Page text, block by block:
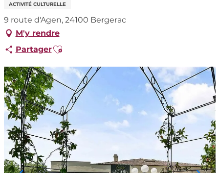
ACTIVITÉ CULTURELLE
9 route d'Agen, 24100 Bergerac
M'y rendre
PartagerAjouter aux favoris